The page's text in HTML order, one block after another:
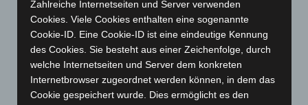
Juli 2023(118)
Juni 2023(142)
Mai 2023(139)
April 2023(155)
März 2023(174)
Zahlreiche Internetseiten und Server verwenden
Cookies. Viele Cookies enthalten eine sogenannte
Cookie-ID. Eine Cookie-ID ist eine eindeutige Kennung
des Cookies. Sie besteht aus einer Zeichenfolge, durch
welche Internetseiten und Server dem konkreten
Internetbrowser zugeordnet werden können, in dem das
Cookie gespeichert wurde. Dies ermöglicht es den